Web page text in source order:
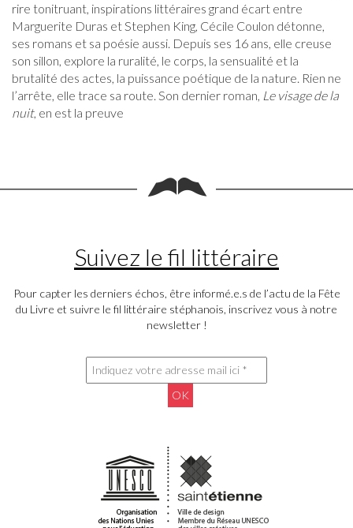
rire tonitruant, inspirations littéraires grand écart entre
Marguerite Duras et Stephen King, Cécile Coulon détonne,
ses romans et sa poésie aussi. Depuis ses 16 ans, elle creuse
son sillon, explore la ruralité, le corps, la sensualité et la
brutalité des actes, la puissance poétique de la nature. Rien ne
l’arrête, elle trace sa route. Son dernier roman, Le visage de la
nuit, en est la preuve
Suivez le fil littéraire
Pour capter les derniers échos, être informé.e.s de l’actu de la Fête
du Livre et suivre le fil littéraire stéphanois, inscrivez vous à notre
newsletter !